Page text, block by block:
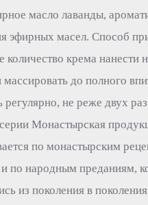
масло лаванды,
эфирных масел. Способ
количество крема нанести
до полного
не реже двух
Монастырская
по монастырским
и по народным преданиям,
из поколения в